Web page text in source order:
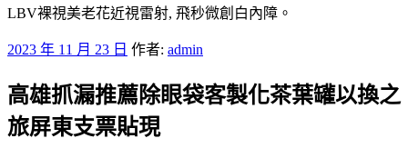
LBV裸視美老花近視雷射, 飛秒微創白內障。
發
於
2023 年 11 月 23 日 作者: admin
高雄抓漏推薦除眼袋客製化茶葉罐以換之
旅屏東支票貼現